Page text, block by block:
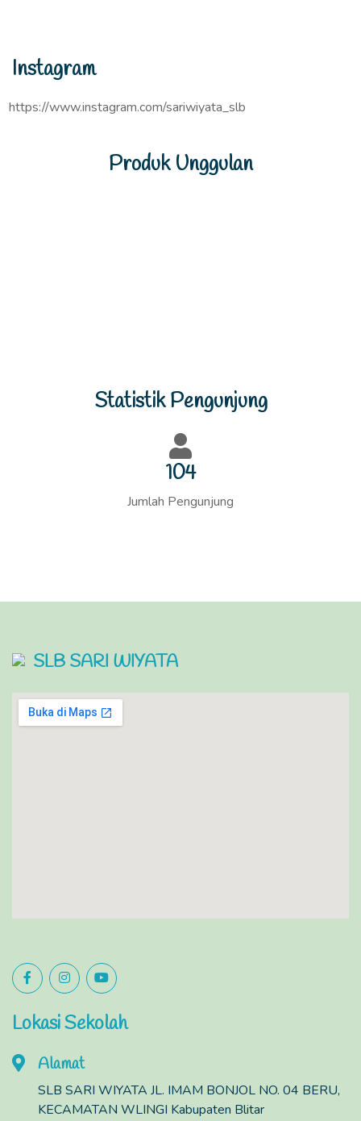
Instagram
https://www.instagram.com/sariwiyata_slb
Produk Unggulan
Statistik Pengunjung
110
Jumlah Pengunjung
SLB SARI WIYATA
Lokasi Sekolah
Alamat
SLB SARI WIYATA JL. IMAM BONJOL NO. 04 BERU,
KECAMATAN WLINGI Kabupaten Blitar